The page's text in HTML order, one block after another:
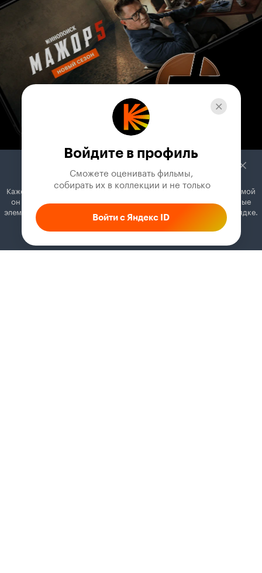
Войдите в профиль
Сможете оценивать фильмы,
собирать их в коллекции и не только
Войти с Яндекс ID
Кажется, вы используете блокировщик рекламы. Вместе с рекламой
он может отключать постеры, папки с фильмами и другие важные
элементы. Добавьте Кинопоиск в исключения, и всё будет в порядке.
Как это сделать